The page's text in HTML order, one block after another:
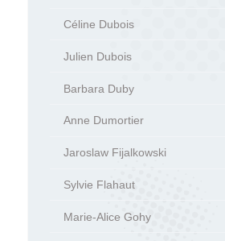
Céline Dubois
Julien Dubois
Barbara Duby
Anne Dumortier
Jaroslaw Fijalkowski
Sylvie Flahaut
Marie-Alice Gohy